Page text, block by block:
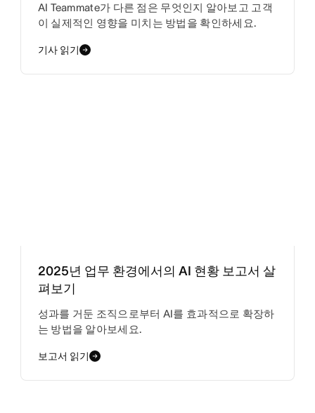
AI Teammate가 다른 점은 무엇인지 알아보고 고객
이 실제적인 영향을 미치는 방법을 확인하세요.
기사 읽기
2025년 업무 환경에서의 AI 현황 보고서 살
펴보기
성과를 거둔 조직으로부터 AI를 효과적으로 확장하
는 방법을 알아보세요.
보고서 읽기